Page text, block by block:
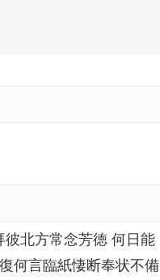
北方常念芳徳 何日能
何言臨紙悽断奉状不備